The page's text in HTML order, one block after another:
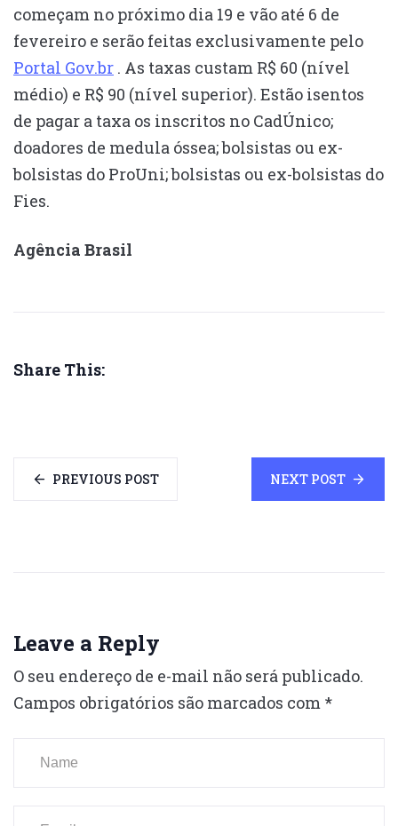
começam no próximo dia 19 e vão até 6 de
fevereiro e serão feitas exclusivamente pelo
Portal Gov.br . As taxas custam R$ 60 (nível
médio) e R$ 90 (nível superior). Estão isentos
de pagar a taxa os inscritos no CadÚnico;
doadores de medula óssea; bolsistas ou ex-
bolsistas do ProUni; bolsistas ou ex-bolsistas do
Fies.
Agência Brasil
Share This:
PREVIOUS POST NEXT POST
Leave a Reply
O seu endereço de e-mail não será publicado.
Campos obrigatórios são marcados com *